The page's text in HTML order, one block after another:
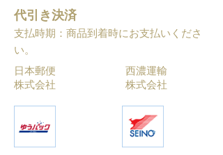
代引き決済
支払時期：商品到着時にお支払いくださ
い。
日本郵便 西濃運輸
株式会社 株式会社